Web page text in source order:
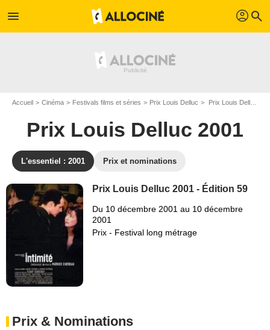
menu profil search
Accueil Cinéma Festivals films et séries Prix Louis Delluc Prix Louis Delluc 2001 - Edition n°59
Prix Louis Delluc 2001
L'essentiel : 2001 Prix et nominations
Prix Louis Delluc 2001 - Édition 59
Du 10 décembre 2001 au 10 décembre
2001
Prix - Festival long métrage
Prix & Nominations